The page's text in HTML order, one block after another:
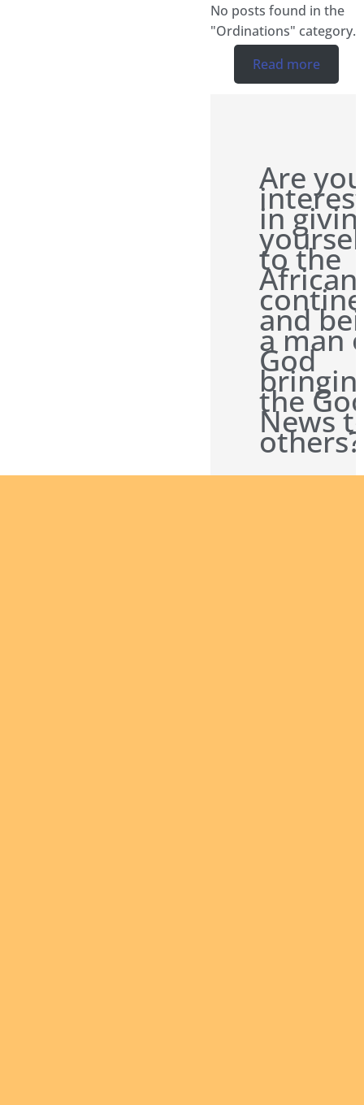
No posts found in the
"Ordinations" category.
Read more
Are you
in
to the
African
and
a man
God
the
News
others?